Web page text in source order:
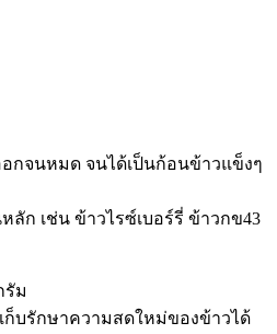
กจนหมด จนได้เป็นก้อนข้าวแข็งๆ
หลัก เช่น ข้าวไรซ์เบอร์รี่ ข้าวกข43
รัม
บรักษาความสดใหม่ของข้าวได้